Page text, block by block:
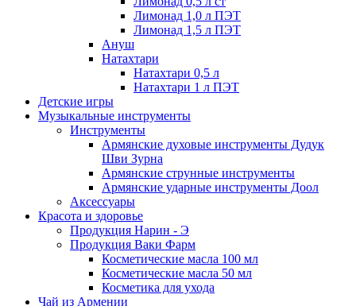
Лимонад 1,0 л ПЭТ
Лимонад 1,5 л ПЭТ
Ануш
Натахтари
Натахтари 0,5 л
Натахтари 1 л ПЭТ
Детские игры
Музыкальные инструменты
Инструменты
Армянские духовые инструменты Дудук
Шви Зурна
Армянские струнные инструменты
Армянские ударные инструменты Доол
Аксессуары
Красота и здоровье
Продукция Нарин - Э
Продукция Ваки Фарм
Косметические масла 100 мл
Косметические масла 50 мл
Косметика для ухода
Чай из Армении